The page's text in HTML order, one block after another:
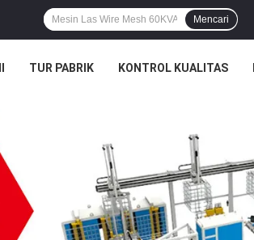
Mencari
TUR PABRIK KONTROL KUALITAS